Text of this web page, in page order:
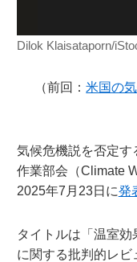
Dilok Klaisataporn/
（前回：米国の
気候危機説を否定す
作業部会（Climate
2025年7月23日に発
タイトルは「温室
に関する批判的レビ